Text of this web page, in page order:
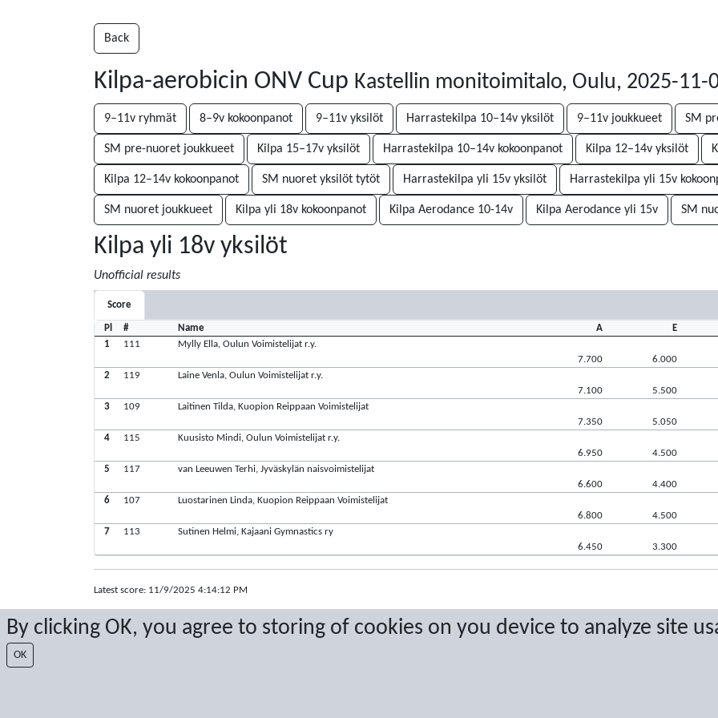
By clicking OK, you agree to storing of cookies on you device to analyze site
OK
Back
Kilpa-aerobicin ONV Cup Kastellin monitoimitalo, Oulu, 2025-11-
9–11v ryhmät 8–9v kokoonpanot 9–11v yksilöt Harrastekilpa 10–14v yksilöt 9–11v joukkueet SM
SM pre-nuoret joukkueet Kilpa 15–17v yksilöt Harrastekilpa 10–14v kokoonpanot Kilpa 12–14v yksilöt
Kilpa 12–14v kokoonpanot SM nuoret yksilöt tytöt Harrastekilpa yli 15v yksilöt Harrastekilpa yli 15v
SM nuoret joukkueet Kilpa yli 18v kokoonpanot Kilpa Aerodance 10-14v Kilpa Aerodance yli 15v SM
Kilpa yli 18v yksilöt
Unofficial results
Score
Pl # Name A E
1
111
Mylly Ella, Oulun Voimistelijat r.y.
7.700
6.000
2
119
Laine Venla, Oulun Voimistelijat r.y.
7.100
5.500
3
109
Laitinen Tilda, Kuopion Reippaan Voimistelijat
7.350
5.050
4
115
Kuusisto Mindi, Oulun Voimistelijat r.y.
6.950
4.500
5
117
van Leeuwen Terhi, Jyväskylän naisvoimistelijat
6.600
4.400
6
107
Luostarinen Linda, Kuopion Reippaan Voimistelijat
6.800
4.500
7
113
Sutinen Helmi, Kajaani Gymnastics ry
6.450
3.300
Latest score: 11/9/2025 4:14:12 PM
Score by Sport Event Systems www.sporteventsystems.se